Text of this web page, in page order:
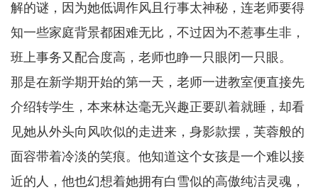
解的谜，因为她低调作风且行事太神秘，连老师要得
知一些家庭背景都困难无比，不过因为不惹事生非，
班上事务又配合度高，老师也睁一只眼闭一只眼。
那是在新学期开始的第一天，老师一进教室便直接先
介绍转学生，本来林达毫无兴趣正要趴着就睡，却看
见她从外头向风吹似的走进来，身影款摆，芙蓉般的
面容带着冷淡的笑痕。他知道这个女孩是一个难以接
近的人，他也幻想着她拥有白雪似的高傲纯洁灵魂，